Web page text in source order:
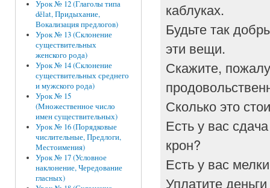
Урок № 12 (Глаголы типа
dělat, Придыхание,
Вокализация предлогов)
Урок № 13 (Склонение
существительных
женского рода)
Урок № 14 (Склонение
существительных среднего
и мужского рода)
Урок № 15
(Множественное число
имен существительных)
Урок № 16 (Порядковые
числительные, Предлоги,
Местоимения)
Урок № 17 (Условное
наклонение, Чередование
гласных)
каблуках.
Будьте так
эти вещи.
Скажите,
Сколько это
Есть у вас
крон?
Есть у вас
Уплатите